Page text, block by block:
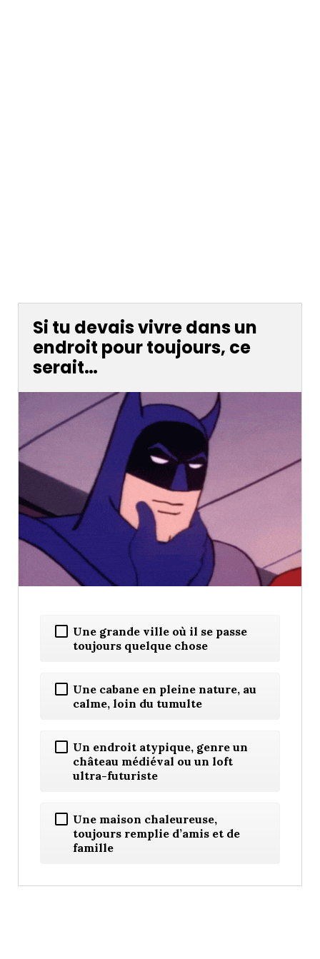
Si tu devais vivre dans un
endroit pour toujours, ce
serait…
Une grande ville où il se passe
toujours quelque chose
Une cabane en pleine nature, au
calme, loin du tumulte
Un endroit atypique, genre un
château médiéval ou un loft
ultra-futuriste
Une maison chaleureuse,
toujours remplie d’amis et de
famille